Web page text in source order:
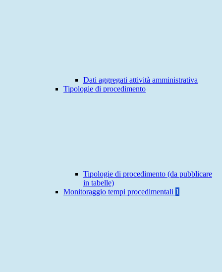
Dati aggregati attività amministrativa
Tipologie di procedimento
Tipologie di procedimento (da pubblicare
in tabelle)
Monitoraggio tempi procedimentali 1